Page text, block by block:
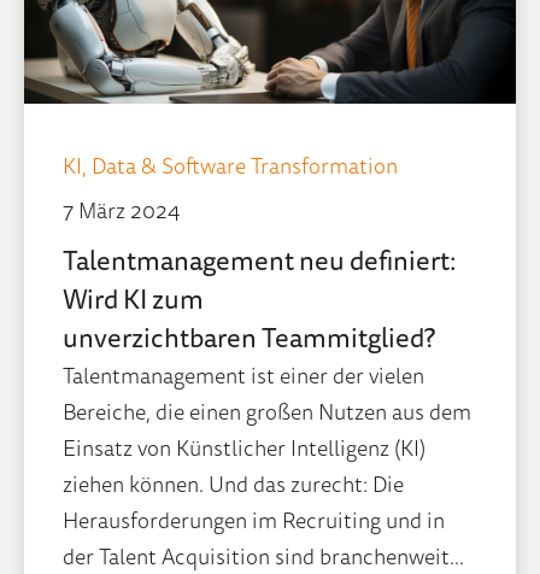
KI, Data & Software Transformation
7 März 2024
Talentmanagement neu definiert:
Wird KI zum
unverzichtbaren Teammitglied?
Talentmanagement ist einer der vielen
Bereiche, die einen großen Nutzen aus dem
Einsatz von Künstlicher Intelligenz (KI)
ziehen können. Und das zurecht: Die
Herausforderungen im Recruiting und in
der Talent Acquisition sind branchenweit...